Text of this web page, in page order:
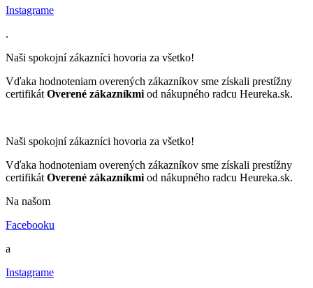
Instagrame
.
Naši spokojní zákazníci hovoria za všetko!
Vďaka hodnoteniam overených zákazníkov sme získali prestížny
certifikát Overené zákazníkmi od nákupného radcu Heureka.sk.
Naši spokojní zákazníci hovoria za všetko!
Vďaka hodnoteniam overených zákazníkov sme získali prestížny
certifikát Overené zákazníkmi od nákupného radcu Heureka.sk.
Na našom
Facebooku
a
Instagrame